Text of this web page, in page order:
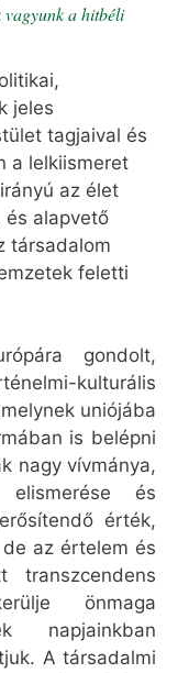
vagyunk a hitbéli
jeles
tagjaival és
a lelkiismeret
az élet
és alapvető
társadalom
feletti
gondolt,
kulturális
uniójába
is belépni
nagy vívmánya,
és
érték,
az értelem és
önmaga
napjainkban
A társadalmi